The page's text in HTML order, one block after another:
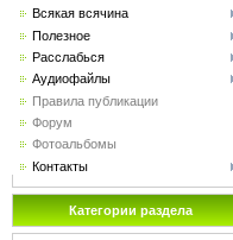
Всякая всячина
Полезное
Расслабься
Аудиофайлы
Правила публикации
Форум
Фотоальбомы
Контакты
Категории раздела